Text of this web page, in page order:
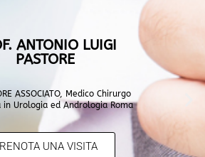
ANTONIO LUIGI
PASTORE
ASSOCIATO, Medico Chirurgo
in Urologia ed Andrologia Roma
UNA VISITA